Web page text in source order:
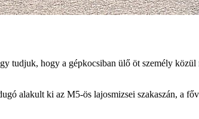
tudjuk, hogy a gépkocsiban ülő öt személy
alakult ki az M5-ös lajosmizsei szakaszán, a